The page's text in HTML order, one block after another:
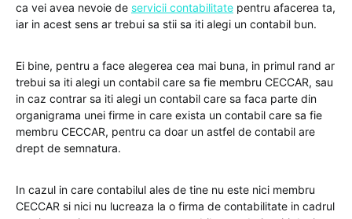
ca vei avea nevoie de servicii contabilitate pentru afacerea ta,
iar in acest sens ar trebui sa stii sa iti alegi un contabil bun.
Ei bine, pentru a face alegerea cea mai buna, in primul rand ar
trebui sa iti alegi un contabil care sa fie membru CECCAR, sau
in caz contrar sa iti alegi un contabil care sa faca parte din
organigrama unei firme in care exista un contabil care sa fie
membru CECCAR, pentru ca doar un astfel de contabil are
drept de semnatura.
In cazul in care contabilul ales de tine nu este nici membru
CECCAR si nici nu lucreaza la o firma de contabilitate in cadrul